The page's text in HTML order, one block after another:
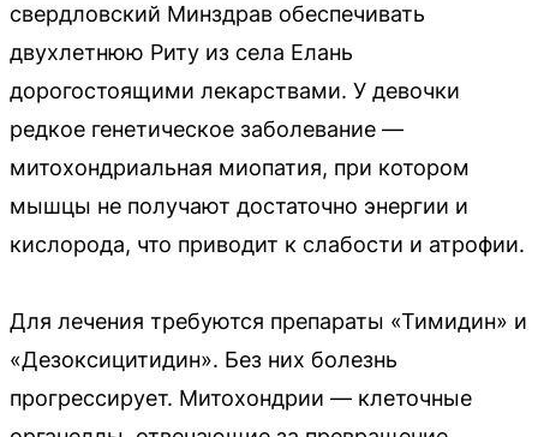
свердловский Минздрав обеспечивать
двухлетнюю Риту из села Елань
дорогостоящими лекарствами. У девочки
редкое генетическое заболевание —
митохондриальная миопатия, при котором
мышцы не получают достаточно энергии и
кислорода, что приводит к слабости и атрофии.
Для лечения требуются препараты «Тимидин» и
«Дезоксицитидин». Без них болезнь
прогрессирует. Митохондрии — клеточные